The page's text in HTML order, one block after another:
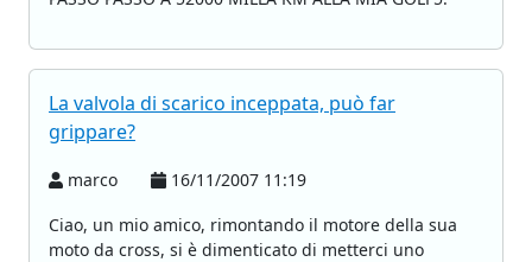
La valvola di scarico inceppata, può far
grippare?
marco
16/11/2007 11:19
Ciao, un mio amico, rimontando il motore della sua
moto da cross, si è dimenticato di metterci uno